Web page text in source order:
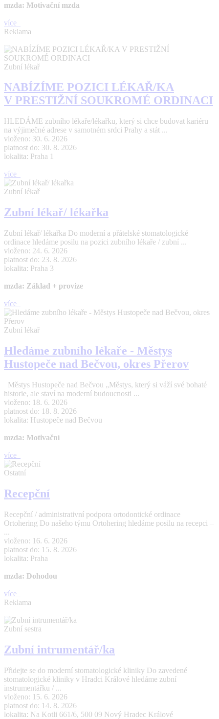
mzda: Motivační mzda
více
Reklama
Zubní lékař
NABÍZÍME POZICI LÉKAŘ/KA
V PRESTIŽNÍ SOUKROMÉ ORDINACI
HLEDÁME zubního lékaře/lékařku, který si chce budovat kariéru
na výjimečné adrese v samotném srdci Prahy a stát ...
vloženo: 30. 6. 2026
platnost do: 30. 8. 2026
lokalita: Praha 1
více
Zubní lékař
Zubní lékař/ lékařka
Zubní lékař/ lékařka Do moderní a přátelské stomatologické
ordinace hledáme posilu na pozici zubního lékaře / zubní ...
vloženo: 24. 6. 2026
platnost do: 23. 8. 2026
lokalita: Praha 3
mzda: Základ + provize
více
Zubní lékař
Hledáme zubního lékaře - Městys
Hustopeče nad Bečvou, okres Přerov
Městys Hustopeče nad Bečvou „Městys, který si váží své bohaté
historie, ale staví na moderní budoucnosti ...
vloženo: 18. 6. 2026
platnost do: 18. 8. 2026
lokalita: Hustopeče nad Bečvou
mzda: Motivační
více
Ostatní
Recepční
Recepční / administrativní podpora ortodontické ordinace
Ortohering Do našeho týmu Ortohering hledáme posilu na recepci –
...
vloženo: 16. 6. 2026
platnost do: 15. 8. 2026
lokalita: Praha
mzda: Dohodou
více
Reklama
Zubní sestra
Zubní intrumentář/ka
Přidejte se do moderní stomatologické kliniky Do zavedené
stomatologické kliniky v Hradci Králové hledáme zubní
instrumentářku / ...
vloženo: 15. 6. 2026
platnost do: 14. 8. 2026
lokalita: Na Kotli 661/6, 500 09 Nový Hradec Králové